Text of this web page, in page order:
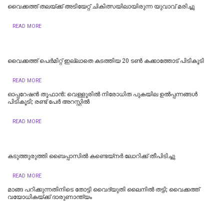
വൈക്കത്ത് തലയ്ക്ക് അടിയേറ്റ് ചികിത്സയിലായിരുന്ന യുവാവ് മരിച്ചു
READ MORE
വൈക്കത്ത് പെർമിറ്റ് ഇല്ലാതെ കടത്തിയ 20 ടൺ കക്കാത്തോട് പിടികൂടി
READ MORE
ഓപ്പറേഷൻ തൂഫാൻ: വെള്ളൂരിൽ നിരോധിത പുകയില ഉൽപ്പന്നങ്ങൾ
പിടികൂടി; രണ്ട് പേർ അറസ്റ്റിൽ
READ MORE
കടുത്തുരുത്തി ബൈപ്പാസിൽ കണ്ടെയ്നർ ലോറിക്ക് തീപിടിച്ചു
READ MORE
മാങ്ങ പറിക്കുന്നതിനിടെ തോട്ടി വൈദ്യുതി ലൈനില്‍ തട്ടി; വൈക്കത്ത്
വയോധികയ്ക്ക് ദാരുണാന്ത്യം